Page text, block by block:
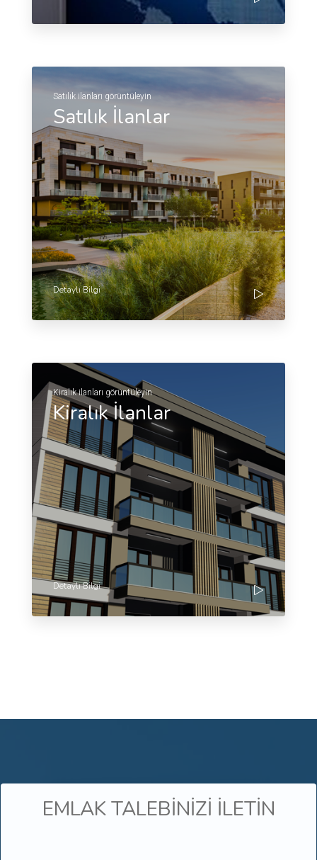
Satılık ilanları görüntüleyin
Satılık İlanlar
Detaylı Bilgi
Kiralık ilanları görüntüleyin
Kiralık İlanlar
Detaylı Bilgi
EMLAK TALEBİNİZİ İLETİN